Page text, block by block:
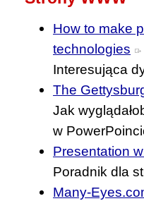
How to make
technologies
Interesująca
The
Jak
w
Presentation
Poradnik dla
Many-